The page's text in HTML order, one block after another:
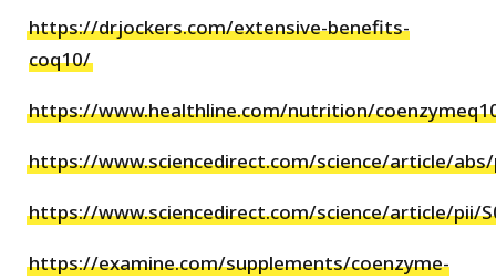
https://drjockers.com/extensive-benefits-
coq10/
https://www.healthline.com/nutrition/
https://www.sciencedirect.com/science/article/abs/
https://www.sciencedirect.com/science/article/pii/
https://examine.com/supplements/coenzyme-